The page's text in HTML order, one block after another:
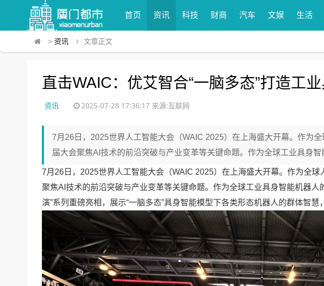
首页 资讯 科技 财商 汽车 文娱 生活
> 资讯 文章正文
直击WAIC：优艾智合“一脑多态”打造工
资讯 2025-07-28 17:36:17 来源:互联网
7月26日，2025世界人工智能大会（WAIC 2025）在上海盛大开幕。作为
届大会聚焦AI技术的前沿突破与产业变革等关键命题。作为全球工业具身
7月26日，2025世界人工智能大会（WAIC 2025）在上海盛大开幕。作为全
聚焦AI技术的前沿突破与产业变革等关键命题。作为全球工业具身智能机器人
演”系列重磅亮相，展示“一脑多态”具身智能模型下各类形态机器人的群体智慧